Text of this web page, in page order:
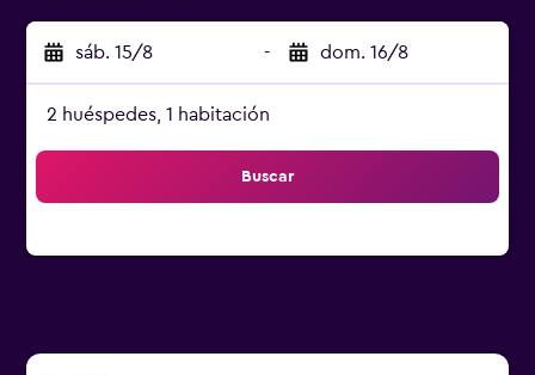
sáb. 15/8 - dom. 16/8
2 huéspedes, 1 habitación
Buscar